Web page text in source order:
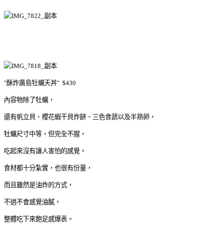
"酥炸廣島牡蠣天丼" $430
內容物除了牡蠣，
還有帆立貝、櫻花蝦干貝炸餅、三色食蔬以及半熟卵，
牡蠣尺寸中等，但完全不腥，
吃起來沒有讓人害怕的感覺。
食材都十分紮實，也很有份量，
而且雖然是油炸的方式，
不過不會感覺油膩，
整體吃下來飽足感爆表。